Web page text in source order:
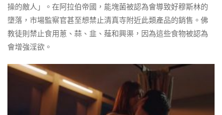
操的敵人」。在阿拉伯帝國，能塊菌被認為會導致好穆斯林的
墮落，市場監察官甚至想禁止清真寺附近此類產品的銷售。佛
教徒則禁止食用蔥、蒜、韭、薤和興渠，因為這些食物被認為
會增強淫欲。